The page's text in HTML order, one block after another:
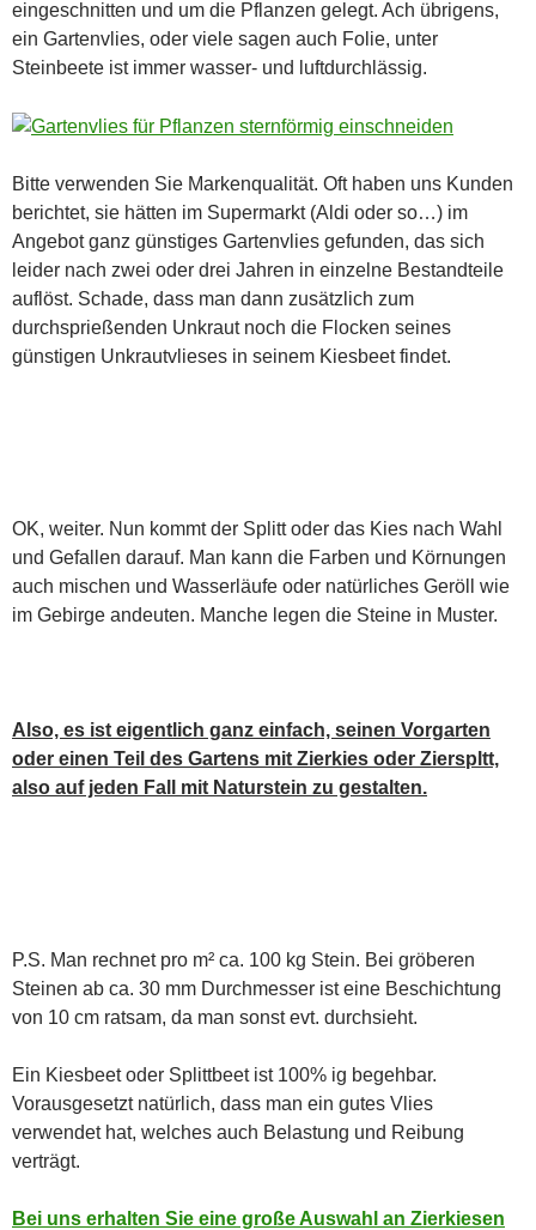
eingeschnitten und um die Pflanzen gelegt. Ach übrigens,
ein Gartenvlies, oder viele sagen auch Folie, unter
Steinbeete ist immer wasser- und luftdurchlässig.
Bitte verwenden Sie Markenqualität. Oft haben uns Kunden
berichtet, sie hätten im Supermarkt (Aldi oder so…) im
Angebot ganz günstiges Gartenvlies gefunden, das sich
leider nach zwei oder drei Jahren in einzelne Bestandteile
auflöst. Schade, dass man dann zusätzlich zum
durchsprießenden Unkraut noch die Flocken seines
günstigen Unkrautvlieses in seinem Kiesbeet findet.
OK, weiter. Nun kommt der Splitt oder das Kies nach Wahl
und Gefallen darauf. Man kann die Farben und Körnungen
auch mischen und Wasserläufe oder natürliches Geröll wie
im Gebirge andeuten. Manche legen die Steine in Muster.
Also, es ist eigentlich ganz einfach, seinen Vorgarten
oder einen Teil des Gartens mit Zierkies oder Zierspltt,
also auf jeden Fall mit Naturstein zu gestalten.
P.S. Man rechnet pro m² ca. 100 kg Stein. Bei gröberen
Steinen ab ca. 30 mm Durchmesser ist eine Beschichtung
von 10 cm ratsam, da man sonst evt. durchsieht.
Ein Kiesbeet oder Splittbeet ist 100% ig begehbar.
Vorausgesetzt natürlich, dass man ein gutes Vlies
verwendet hat, welches auch Belastung und Reibung
verträgt.
Bei uns erhalten Sie eine große Auswahl an Zierkiesen